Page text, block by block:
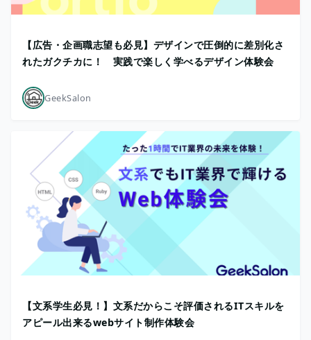
【広告・企画職志望も必見】デザインで圧倒的に差別化さ
れたガクチカに！ 実践で楽しく学べるデザイン体験会
GeekSalon
【文系学生必見！】文系だからこそ評価されるITスキルを
アピール出来るwebサイト制作体験会